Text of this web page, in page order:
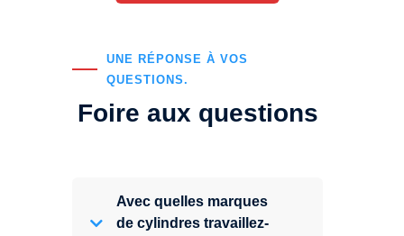
UNE RÉPONSE À VOS
QUESTIONS.
Foire aux questions
Avec quelles marques
de cylindres travaillez-